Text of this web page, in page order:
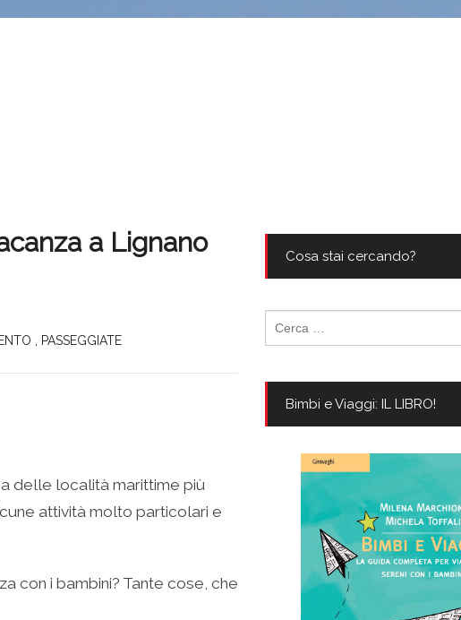
a Lignano
PASSEGGIATE
delle località marittime più
attività molto particolari e
con i bambini? Tante cose, che
Cosa stai cercando?
per:
Bimbi e Viaggi: IL LIBRO!